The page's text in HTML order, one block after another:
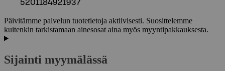
5201184921937
Päivitämme palvelun tuotetietoja aktiivisesti. Suosittelemme
kuitenkin tarkistamaan ainesosat aina myös myyntipakkauksesta.
Sijainti myymälässä